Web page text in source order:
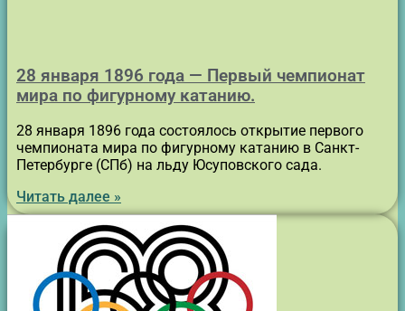
28 января 1896 года — Первый чемпионат
мира по фигурному катанию.
28 января 1896 года состоялось открытие первого
чемпионата мира по фигурному катанию в Санкт-
Петербурге (СПб) на льду Юсуповского сада.
Читать далее »